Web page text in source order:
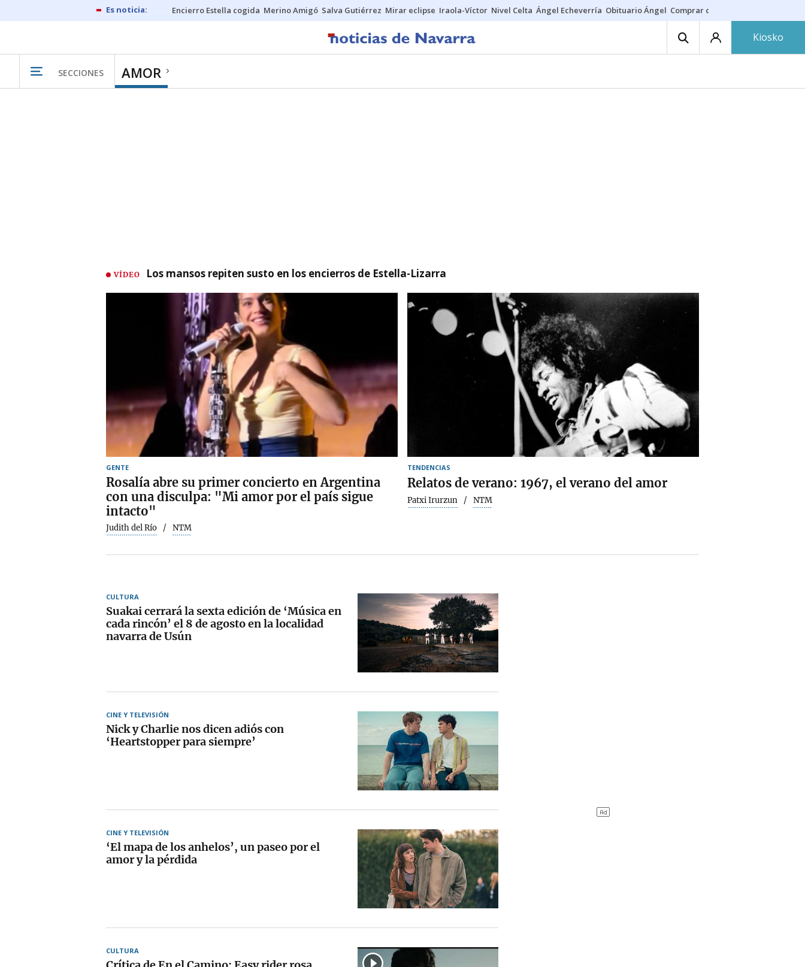
Encierro Estella cogida Merino Amigó Salva Gutiérrez Mirar eclipse Iraola-Víctor Nivel Celta Ángel Echeverría Obituario Ángel Comprar casa
Kiosko
SECCIONES AMOR
VÍDEO Los mansos repiten susto en los encierros de Estella-Lizarra
GENTE
Rosalía abre su primer concierto en Argentina
con una disculpa: "Mi amor por el país sigue
intacto"
Judith del Río NTM
TENDENCIAS
Relatos de verano: 1967, el verano del amor
Patxi Irurzun NTM
CULTURA
Suakai cerrará la sexta edición de ‘Música en
cada rincón’ el 8 de agosto en la localidad
navarra de Usún
CINE Y TELEVISIÓN
Nick y Charlie nos dicen adiós con
‘Heartstopper para siempre’
CINE Y TELEVISIÓN
‘El mapa de los anhelos’, un paseo por el
amor y la pérdida
CULTURA